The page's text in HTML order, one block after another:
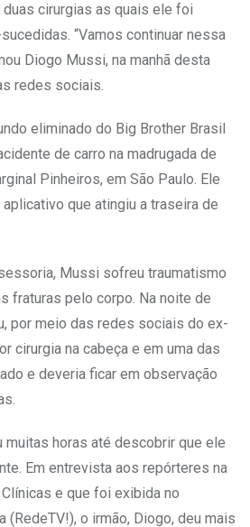
cirurgias as quais ele foi
“Vamos continuar nessa
Diogo Mussi, na manhã desta
redes sociais.
eliminado do Big Brother Brasil
de carro na madrugada de
Pinheiros, em São Paulo. Ele
que atingiu a traseira de
Mussi sofreu traumatismo
fraturas pelo corpo. Na noite de
por meio das redes sociais do ex-
cirurgia na cabeça e em uma das
e deveria ficar em observação
horas até descobrir que ele
Em entrevista aos repórteres na
e que foi exibida no
(RedeTV!), o irmão, Diogo, deu mais